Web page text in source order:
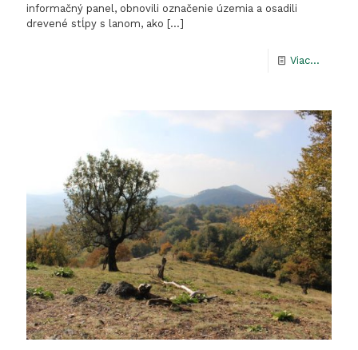
informačný panel, obnovili označenie územia a osadili
drevené stĺpy s lanom, ako […]
Viac...
panel
v
NPR
hradný
vrch